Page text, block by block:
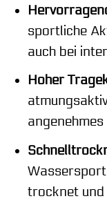
sportliche
auch bei
Hoher
trocknet und